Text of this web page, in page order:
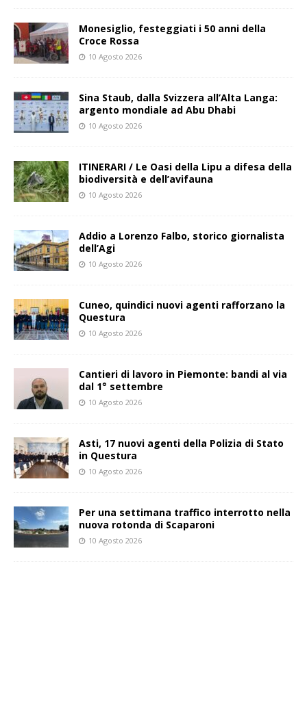
Monesiglio, festeggiati i 50 anni della
Croce Rossa
10 Agosto 2026
Sina Staub, dalla Svizzera all’Alta Langa:
argento mondiale ad Abu Dhabi
10 Agosto 2026
ITINERARI / Le Oasi della Lipu a difesa della
biodiversità e dell’avifauna
10 Agosto 2026
Addio a Lorenzo Falbo, storico giornalista
dell’Agi
10 Agosto 2026
Cuneo, quindici nuovi agenti rafforzano la
Questura
10 Agosto 2026
Cantieri di lavoro in Piemonte: bandi al via
dal 1° settembre
10 Agosto 2026
Asti, 17 nuovi agenti della Polizia di Stato
in Questura
10 Agosto 2026
Per una settimana traffico interrotto nella
nuova rotonda di Scaparoni
10 Agosto 2026